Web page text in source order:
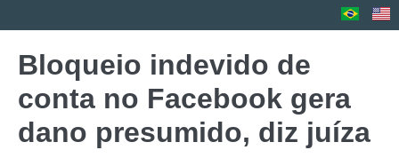
Bloqueio indevido de
conta no Facebook gera
dano presumido, diz juíza